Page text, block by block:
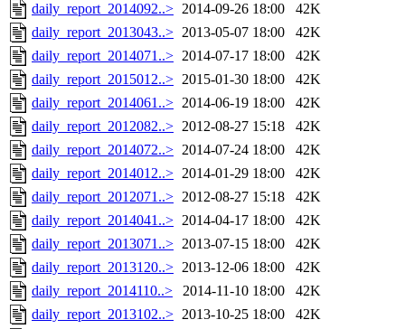
daily_report_2014092..> 2014-09-26 18:00
42K
daily_report_2013043..> 2013-05-07 18:00
42K
daily_report_2014071..> 2014-07-17 18:00
42K
daily_report_2015012..> 2015-01-30 18:00
42K
daily_report_2014061..> 2014-06-19 18:00
42K
daily_report_2012082..> 2012-08-27 15:18
42K
daily_report_2014072..> 2014-07-24 18:00
42K
daily_report_2014012..> 2014-01-29 18:00
42K
daily_report_2012071..> 2012-08-27 15:18
42K
daily_report_2014041..> 2014-04-17 18:00
42K
daily_report_2013071..> 2013-07-15 18:00
42K
daily_report_2013120..> 2013-12-06 18:00
42K
daily_report_2014110..>
2014-11-10 18:00
42K
daily_report_2013102..> 2013-10-25 18:00
42K